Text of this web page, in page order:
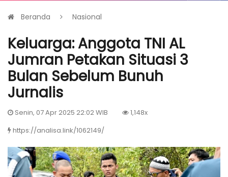
Beranda Nasional
Keluarga: Anggota TNI AL
Jumran Petakan Situasi 3
Bulan Sebelum Bunuh
Jurnalis
Senin, 07 Apr 2025 22:02 WIB
1,148x
https://analisa.link/1062149/